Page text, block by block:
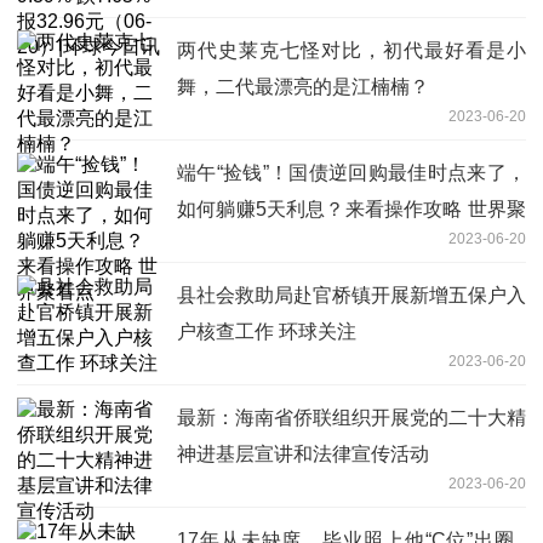
两代史莱克七怪对比，初代最好看是小
舞，二代最漂亮的是江楠楠？
2023-06-20
端午“捡钱”！国债逆回购最佳时点来了，
如何躺赚5天利息？来看操作攻略 世界聚
2023-06-20
县社会救助局赴官桥镇开展新增五保户入
户核查工作 环球关注
2023-06-20
最新：海南省侨联组织开展党的二十大精
神进基层宣讲和法律宣传活动
2023-06-20